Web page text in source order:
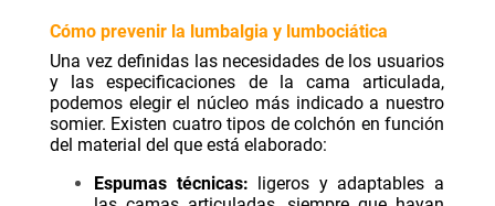
Cómo prevenir la lumbalgia y lumbociática
Una vez definidas las necesidades de los usuarios
y las especificaciones de la cama articulada,
podemos elegir el núcleo más indicado a nuestro
somier. Existen cuatro tipos de colchón en función
del material del que está elaborado:
Espumas técnicas: ligeros y adaptables a